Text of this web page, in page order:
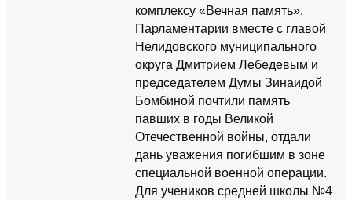
комплексу «Вечная память».
Парламентарии вместе с главой
Нелидовского муниципального
округа Дмитрием Лебедевым и
председателем Думы Зинаидой
Бомбиной почтили память
павших в годы Великой
Отечественной войны, отдали
дань уважения погибшим в зоне
специальной военной операции.
Для учеников средней школы №4